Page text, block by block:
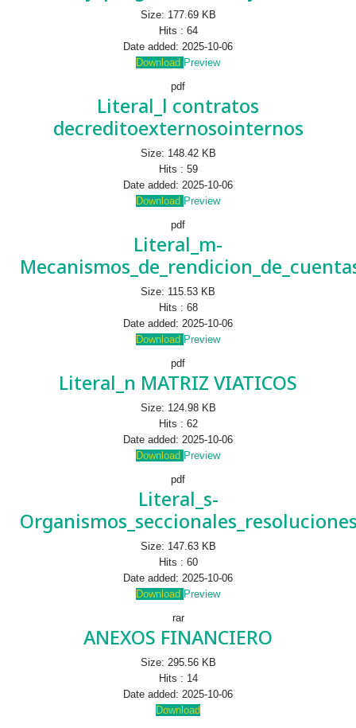
Size: 177.69 KB
Hits : 64
Date added: 2025-10-06
Download Preview
pdf
Literal_l contratos
decreditoexternosointernos
Size: 148.42 KB
Hits : 59
Date added: 2025-10-06
Download Preview
pdf
Literal_m-
Size: 115.53 KB
Hits : 68
Date added: 2025-10-06
Download Preview
pdf
Literal_n MATRIZ VIATICOS
Size: 124.98 KB
Hits : 62
Date added: 2025-10-06
Download Preview
pdf
Literal_s-
Size: 147.63 KB
Hits : 60
Date added: 2025-10-06
Download Preview
rar
ANEXOS FINANCIERO
Size: 295.56 KB
Hits : 14
Date added: 2025-10-06
Download